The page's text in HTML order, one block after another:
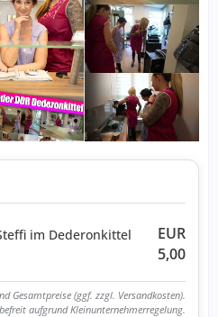
im Dederonkittel
EUR
5,00
Gesamtpreise (ggf. zzgl. Versandkosten).
aufgrund Kleinunternehmerregelung.